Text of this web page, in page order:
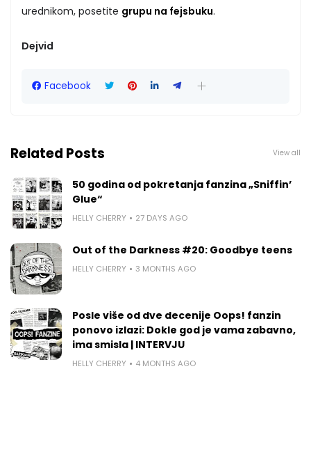
urednikom, posetite grupu na fejsbuku.
Dejvid
Facebook
Related Posts View all
50 godina od pokretanja fanzina „Sniffin’
Glue“
HELLY CHERRY 27 DAYS AGO
Out of the Darkness #20: Goodbye teens
HELLY CHERRY 3 MONTHS AGO
Posle više od dve decenije Oops! fanzin
ponovo izlazi: Dokle god je vama zabavno,
ima smisla | INTERVJU
HELLY CHERRY 4 MONTHS AGO